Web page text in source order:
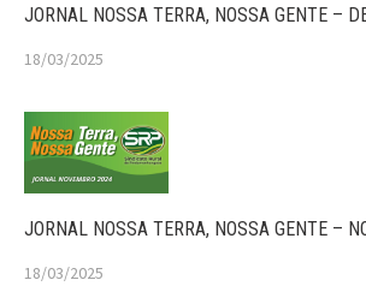
JORNAL NOSSA TERRA, NOSSA GENTE –
18/03/2025
JORNAL NOSSA TERRA, NOSSA GENTE –
18/03/2025